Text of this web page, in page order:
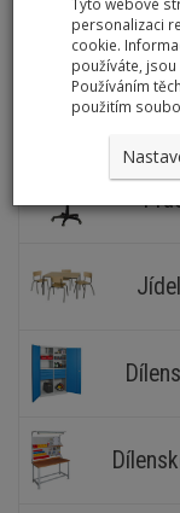
personalizaci
cookie.
používáte,
Používáním
použitím